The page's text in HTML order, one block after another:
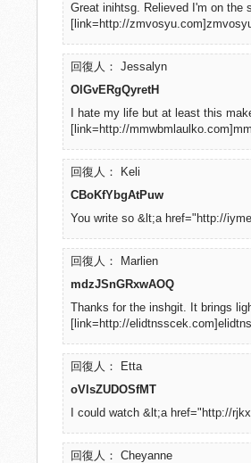
Great inihtsg. Relieved I'm on
[link=http://
回復人： Jessalyn
OlGvERgQyretH
I hate my life but at least this
[link=http://
回復人： Keli
CBoKfYbgAtPuw
You write so &lt;a href="http://
回復人： Marlien
mdzJSnGRxwAOQ
Thanks for the inshgit. It brings
[link=http://
回復人： Etta
oVlsZUDOSfMT
I could watch &lt;a href="http://
回復人： Cheyanne